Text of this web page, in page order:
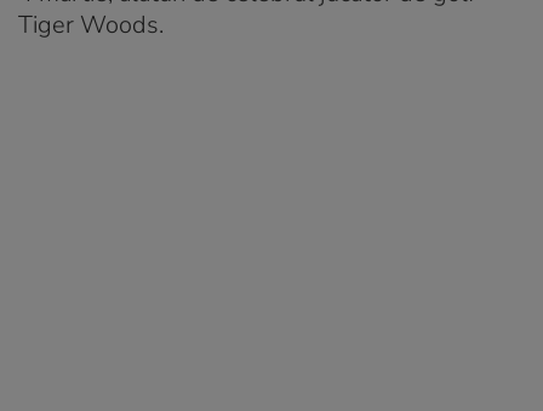
Tiger Woods.